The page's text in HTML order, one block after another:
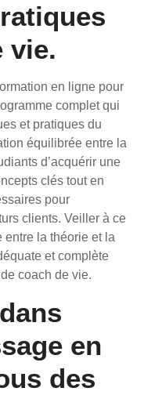
vie.
en ligne pour
complet qui
et pratiques du
équilibrée entre la
d’acquérir une
clés tout en
pour
clients. Veiller à ce
entre la théorie et la
et complète
coach de vie.
en
des